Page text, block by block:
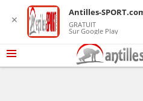
✕
Antilles-
GRATUIT
Sur Google Play